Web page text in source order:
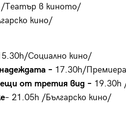
Театър в киното/
кино/
Социално кино/
– 17.30h/
от третия вид – 19.30h
– 21.05h /Българско кино/